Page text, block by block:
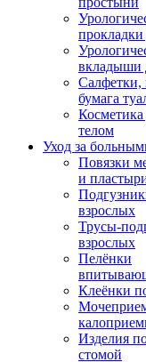
вкладыши
Салфетки,
бумага
Косметика
телом
Уход за
Повязки
и
взрослых
Трусы-
взрослых
Пелёнки
Клеёнки
Изделия
стомой